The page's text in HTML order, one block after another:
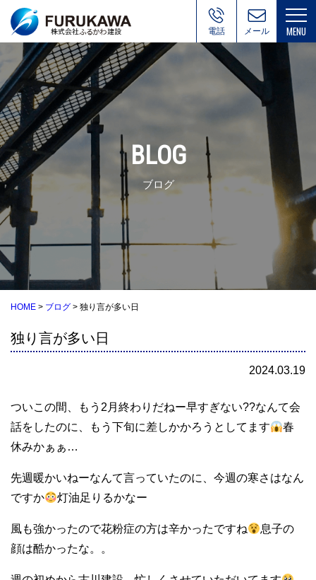
お問い合
電話
BLOG
ブログ
HOME > ブログ > 独り言が多い日
独り言が多い日
2024.03.19
ついこの間、もう2月終わりだねー早すぎない??なんて会
話をしたのに、もう下旬に差しかかろうとしてます
春
休みかぁぁ…
先週暖かいねーなんて言っていたのに、今週の寒さはなん
ですか
灯油足りるかなー
風も強かったので花粉症の方は辛かったですね
息子の
顔は酷かったな。。